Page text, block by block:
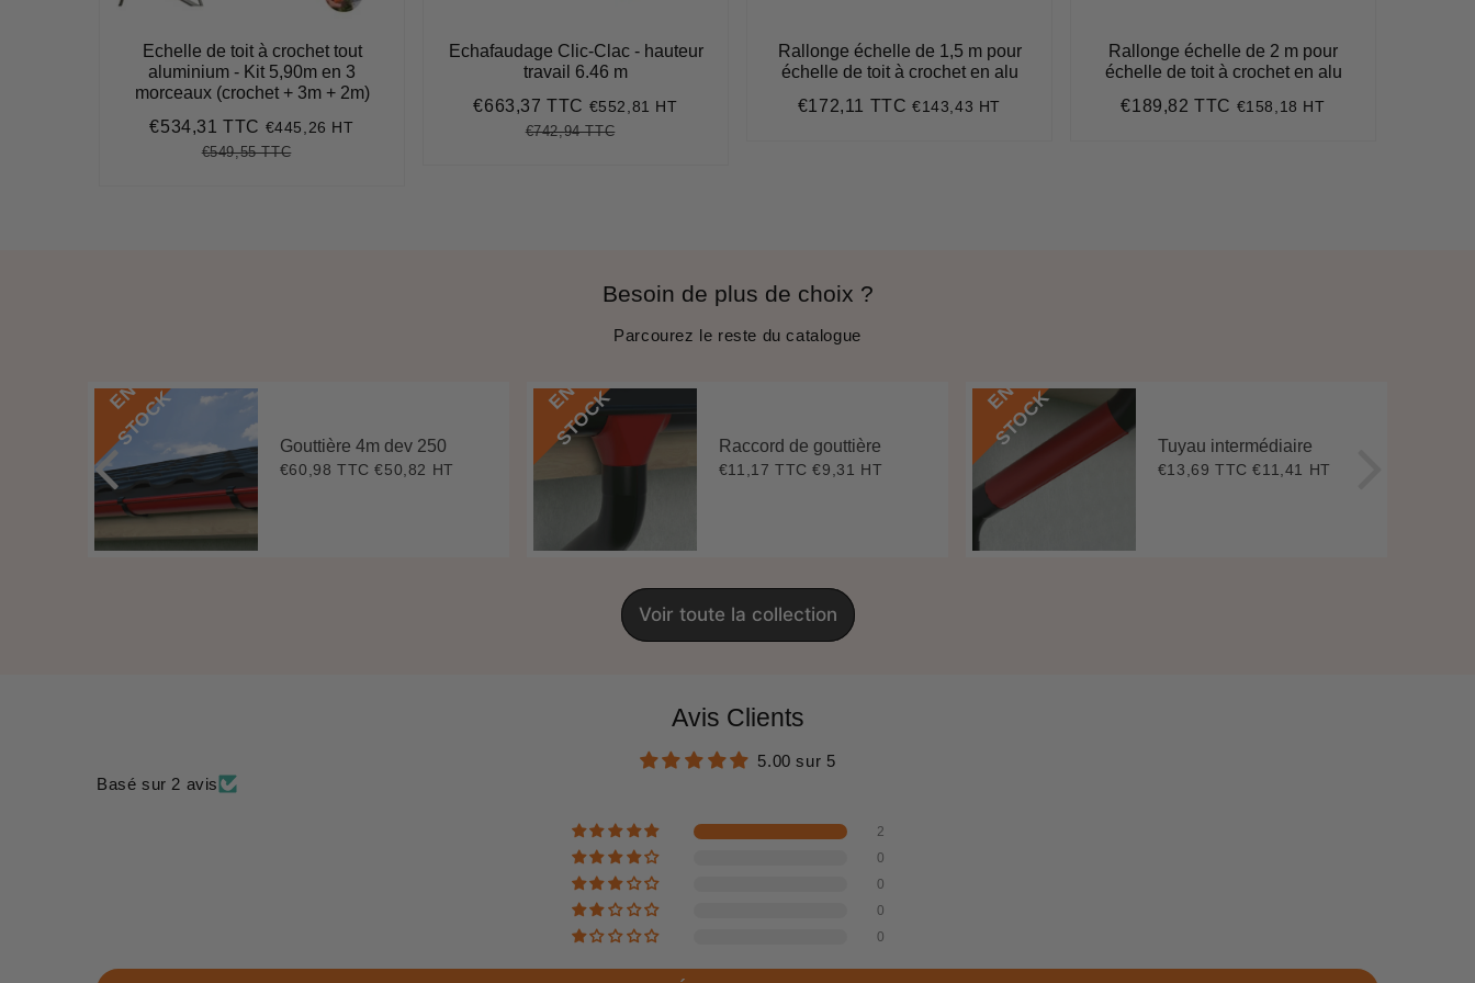
Echelle de toit à crochet tout
aluminium - Kit 5,90m en 3
morceaux (crochet + 3m + 2m)
Prix
€534,31 TTC €534,31
€445,26 HT
Prix
€549,55 TTC€549,55
Echafaudage Clic-Clac - hauteur
travail 6.46 m
Prix
€663,37 TTC €663,37
€552,81 HT
Prix
€742,94 TTC€742,94
Rallonge échelle de 1,5 m pour
échelle de toit à crochet en alu
Prix
€172,11 TTC€172,11
€143,43 HT
Rallonge échelle de 2 m pour
échelle de toit à crochet en alu
Prix
€189,82 TTC €189,82
€158,18 HT
Besoin de plus de choix ?
Parcourez le reste du catalogue
E
N
S
T
O
C
K Gouttière 4m dev 250
Prix
€60,98 TTC€60,98
€50,82 HT
E
N
S
T
O
C
K Raccord de gouttière
Prix
€11,17 TTC€11,17
€9,31 HT
E
N
S
T
O
C
K Tuyau intermédiaire
Prix
€13,69 TTC€13,69
€11,41 HT
Voir toute la collection
Avis Clients
5.00 sur 5
Basé sur 2 avis
2
0
0
0
0